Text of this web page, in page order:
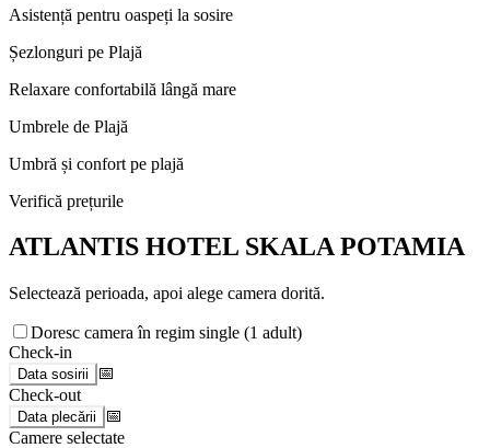
Asistență pentru oaspeți la sosire
Șezlonguri pe Plajă
Relaxare confortabilă lângă mare
Umbrele de Plajă
Umbră și confort pe plajă
Verifică prețurile
ATLANTIS HOTEL SKALA POTAMIA
Selectează perioada, apoi alege camera dorită.
Doresc camera în regim single (1 adult)
Check-in
Data sosirii
📅
Check-out
Data plecării
📅
Camere selectate